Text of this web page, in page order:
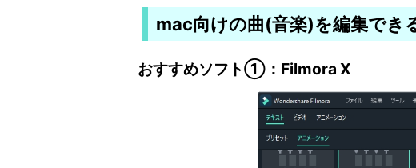
mac向けの曲(音楽)を編集でき
おすすめソフト①：Filmora X